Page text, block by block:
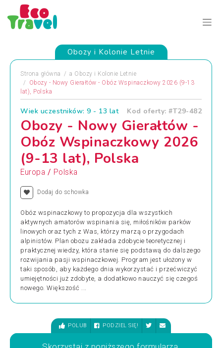
Obozy i Kolonie Letnie
Strona główna a Obozy i Kolonie Letnie
Obozy - Nowy Gierałtów - Obóz Wspinaczkowy 2026 (9-13
lat), Polska
Wiek uczestników: 9 - 13 lat Kod oferty: #T29-482
Obozy - Nowy Gierałtów -
Obóz Wspinaczkowy 2026
(9-13 lat), Polska
Europa / Polska
Dodaj do schowka
Obóz wspinaczkowy to propozycja dla wszystkich
aktywnych amatorów wspinania się, miłośników parków
linowych oraz tych z Was, którzy marzą o przygodach
alpinistów. Plan obozu zakłada zdobycie teoretycznej i
praktycznej wiedzy, która stanie się podstawą do dalszego
rozwijania pasji wspinaczkowej. Program jest ułożony w
taki sposób, aby każdego dnia wykorzystać i przećwiczyć
umiejętności już zdobyte, a dodatkowo nauczyć się czegoś
nowego. Większość ...
POLUB PODZIEL SIĘ!